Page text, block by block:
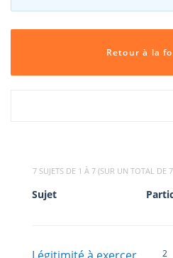
Retour à la
7 SUJETS DE 1 À 7 (SUR UN TOTAL DE
Sujet
2